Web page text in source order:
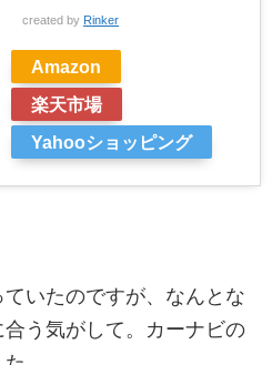
created by Rinker
Amazon
楽天市場
Yahooショッピング
いたのですが、なんとな
う気がして。カーナビの